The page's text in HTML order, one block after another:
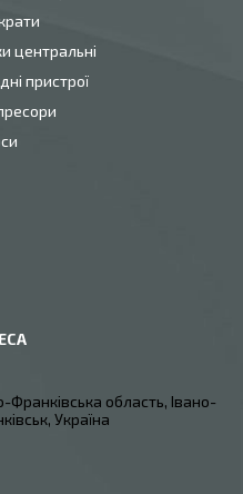
центральні
пристрої
Франківська область, Івано-
Україна